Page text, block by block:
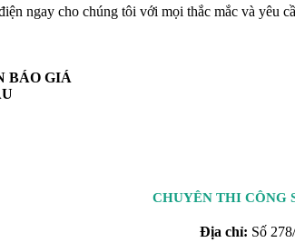
ngay cho chúng tôi với mọi thắc mắc và yêu
BÁO GIÁ
CHUYÊN THI CÔNG
Địa chỉ: Số